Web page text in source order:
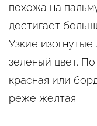
похожа на
достигает
Узкие
зеленый цвет.
красная или
реже желтая.